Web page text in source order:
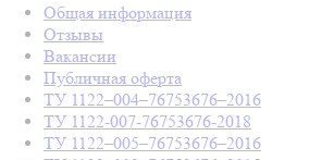
Общая информация
Отзывы
Вакансии
Публичная оферта
ТУ 1122–004–76753676–2016
ТУ 1122-007-76753676-2018
ТУ 1122–005–76753676–2016